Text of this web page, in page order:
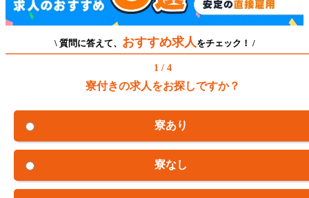
\ 質問に答えて、 おすすめ求人 をチェック！ /
1 / 4
寮付きの求人をお探しですか？
寮あり
寮なし